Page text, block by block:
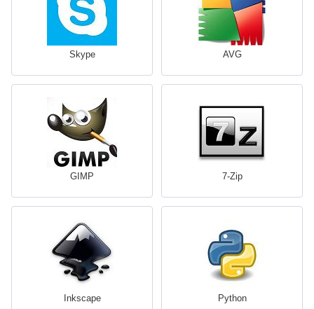
Skype AVG
GIMP 7-Zip
Inkscape Python